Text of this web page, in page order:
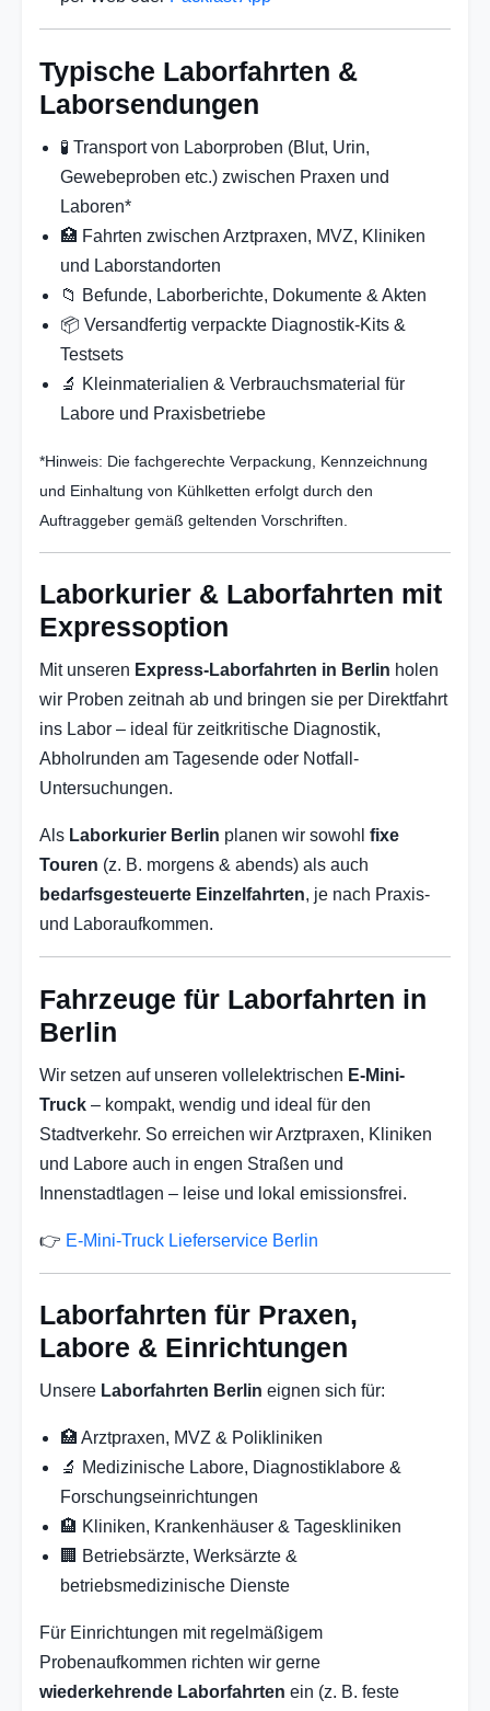
Typische Laborfahrten &
Laborsendungen
🧪 Transport von Laborproben (Blut, Urin,
Gewebeproben etc.) zwischen Praxen und
Laboren*
🏥 Fahrten zwischen Arztpraxen, MVZ, Kliniken
und Laborstandorten
📁 Befunde, Laborberichte, Dokumente & Akten
📦 Versandfertig verpackte Diagnostik-Kits &
Testsets
🔬 Kleinmaterialien & Verbrauchsmaterial für
Labore und Praxisbetriebe
*Hinweis: Die fachgerechte Verpackung, Kennzeichnung
und Einhaltung von Kühlketten erfolgt durch den
Auftraggeber gemäß geltenden Vorschriften.
Laborkurier & Laborfahrten mit
Expressoption
Mit unseren Express-Laborfahrten in Berlin holen
wir Proben zeitnah ab und bringen sie per Direktfahrt
ins Labor – ideal für zeitkritische Diagnostik,
Abholrunden am Tagesende oder Notfall-
Untersuchungen.
Als Laborkurier Berlin planen wir sowohl fixe
Touren (z. B. morgens & abends) als auch
bedarfsgesteuerte Einzelfahrten, je nach Praxis-
und Laboraufkommen.
Fahrzeuge für Laborfahrten in
Berlin
Wir setzen auf unseren vollelektrischen E-Mini-
Truck – kompakt, wendig und ideal für den
Stadtverkehr. So erreichen wir Arztpraxen, Kliniken
und Labore auch in engen Straßen und
Innenstadtlagen – leise und lokal emissionsfrei.
👉 E-Mini-Truck Lieferservice Berlin
Laborfahrten für Praxen,
Labore & Einrichtungen
Unsere Laborfahrten Berlin eignen sich für:
🏥 Arztpraxen, MVZ & Polikliniken
🔬 Medizinische Labore, Diagnostiklabore &
Forschungseinrichtungen
🏨 Kliniken, Krankenhäuser & Tageskliniken
🏢 Betriebsärzte, Werksärzte &
betriebsmedizinische Dienste
Für Einrichtungen mit regelmäßigem
Probenaufkommen richten wir gerne
wiederkehrende Laborfahrten ein (z. B. feste